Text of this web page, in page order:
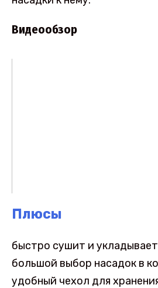
Видеообзор
Плюсы
быстро сушит и
большой выбор насадок в
удобный чехол для